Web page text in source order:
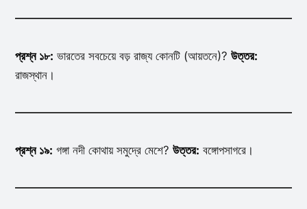
প্রশ্ন ১৮: ভারতের সবচেয়ে বড় রাজ্য কোনটি (আয়তনে)? উত্তর:
রাজস্থান।
প্রশ্ন ১৯: গঙ্গা নদী কোথায় সমুদ্রে মেশে? উত্তর: বঙ্গোপসাগরে।